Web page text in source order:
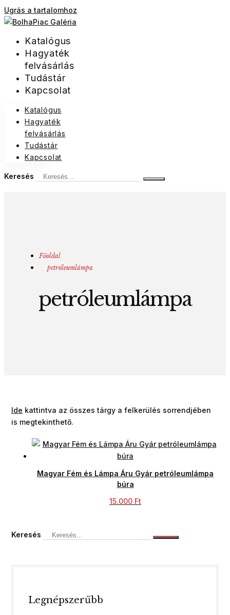
Ugrás a tartalomhoz
Katalógus
Hagyaték
felvásárlás
Tudástár
Kapcsolat
Katalógus
Hagyaték
felvásárlás
Tudástár
Kapcsolat
Keresés
Főoldal
petróleumlámpa
petróleumlámpa
Ide kattintva az összes tárgy a felkerülés sorrendjében
is megtekinthető.
Magyar Fém és Lámpa Áru Gyár petróleumlámpa
búra
15.000 Ft
Keresés
Legnépszerűbb